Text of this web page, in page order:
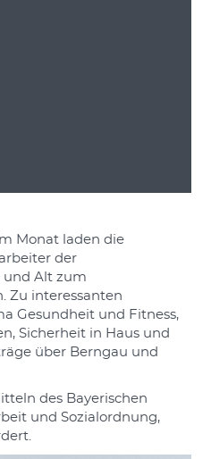
Monat laden die
der
und Alt zum
Zu interessanten
Gesundheit und Fitness,
Sicherheit in Haus und
über Berngau und
des Bayerischen
und Sozialordnung,